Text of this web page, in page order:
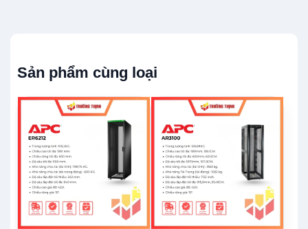
Sản phẩm cùng loại